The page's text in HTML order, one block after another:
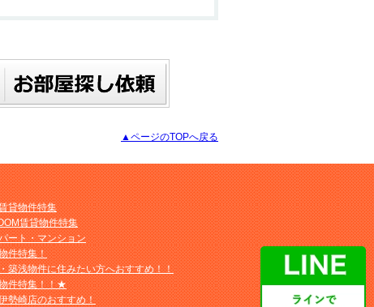
▲ページのTOPへ戻る
貸物件特集
賃貸物件特集
ート・マンション
件特集！
築浅物件に住みたい方へおすすめ！！
件特集！！★
勢崎店のおすすめ！